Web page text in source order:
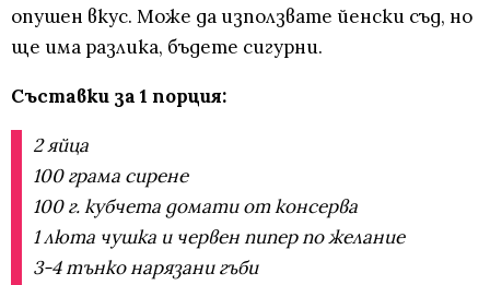
опушен вкус. Може да използвате йенски съд, но
ще има разлика, бъдете сигурни.
Съставки за 1 порция:
2 яйца
100 грама сирене
100 г. кубчета домати от консерва
1 люта чушка и червен пипер по желание
3-4 тънко нарязани гъби